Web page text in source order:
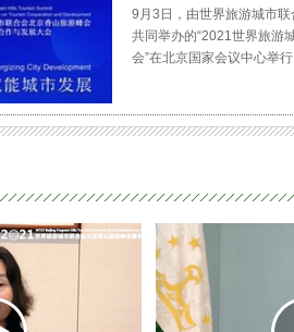
9月3日，由世界旅游城市
共同举办的“2021世界旅游
会”在北京国家会议中心举